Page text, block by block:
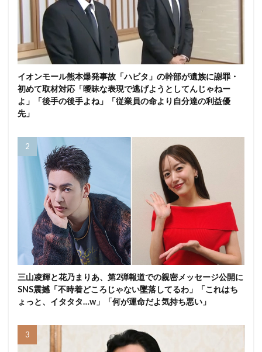
イオンモール熊本爆発事故「ハビタ」の幹部が遺族に謝罪・
初めて取材対応「曖昧な表現で逃げようとしてんじゃねー
よ」「後手の後手よね」「従業員の命より自分達の利益優
先」
三山凌輝と花乃まりあ、第2弾報道での親密メッセージ公開に
SNS震撼「不時着どころじゃない墜落してるわ」「これはち
ょっと、イタタタ…w」「何が運命だよ気持ち悪い」